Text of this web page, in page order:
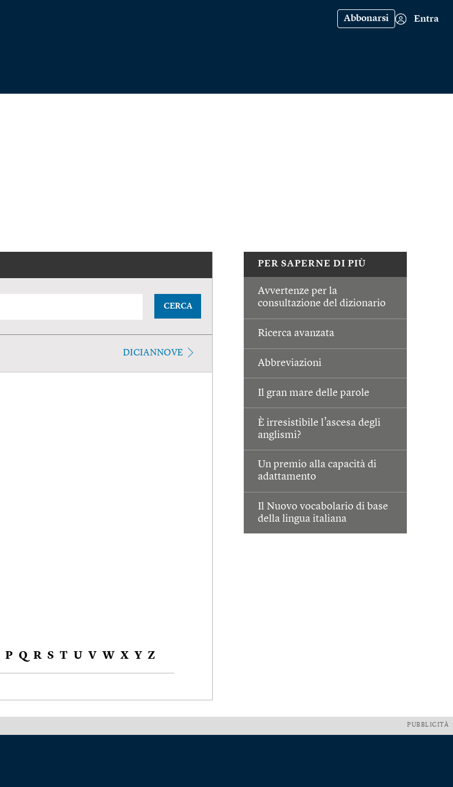
Abbonarsi Entra
PER SAPERNE DI PIÙ
Avvertenze per la
consultazione del dizionario
Ricerca avanzata
Abbreviazioni
Il gran mare delle parole
È irresistibile l’ascesa degli
anglismi?
Un premio alla capacità di
adattamento
Il Nuovo vocabolario di base
della lingua italiana
CERCA
DICIANNOVE
P Q R S T U V W X Y Z
PUBBLICITÀ